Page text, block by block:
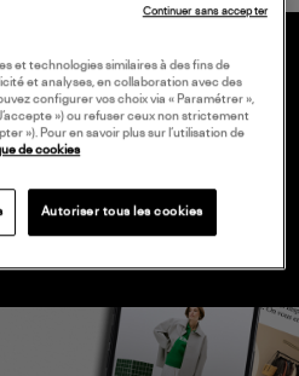
LA
et technologies similaires à des fins de
et analyses, en collaboration avec des
configurer vos choix via « Paramétrer »,
») ou refuser ceux non strictement
»). Pour en savoir plus sur l’utilisation de
de cookies
Autoriser tous les cookies
Continuer sans accepter